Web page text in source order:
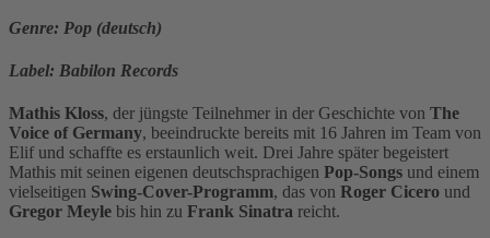
Genre: Pop (deutsch)
Label: Babilon Records
Mathis Kloss, der jüngste Teilnehmer in der Geschichte von The
Voice of Germany, beeindruckte bereits mit 16 Jahren im Team von
Elif und schaffte es erstaunlich weit. Drei Jahre später begeistert
Mathis mit seinen eigenen deutschsprachigen Pop-Songs und einem
vielseitigen Swing-Cover-Programm, das von Roger Cicero und
Gregor Meyle bis hin zu Frank Sinatra reicht.